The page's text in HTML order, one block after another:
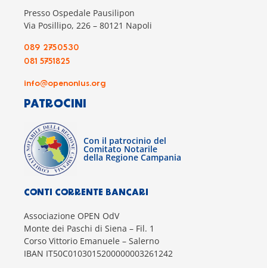
Presso Ospedale Pausilipon
Via Posillipo, 226 – 80121 Napoli
089 2750530
081 5751825
info@openonlus.org
PATROCINI
Con il patrocinio del
Comitato Notarile
della Regione Campania
CONTI CORRENTE BANCARI
Associazione OPEN OdV
Monte dei Paschi di Siena – Fil. 1
Corso Vittorio Emanuele – Salerno
IBAN IT50C0103015200000003261242